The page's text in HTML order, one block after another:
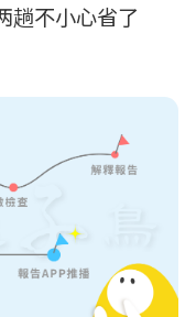
趟不小心省了